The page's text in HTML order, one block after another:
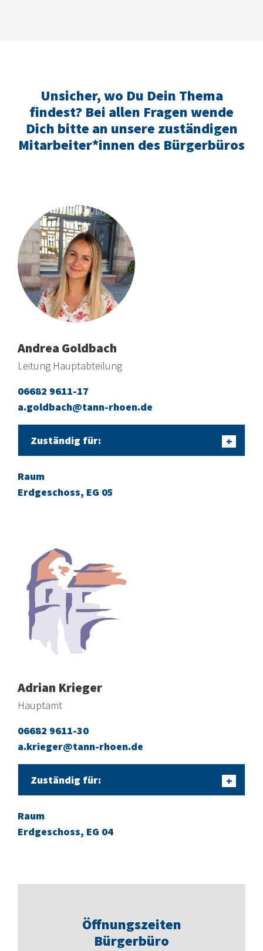
Unsicher, wo Du Dein Thema
findest? Bei allen Fragen wende
Dich bitte an unsere zuständigen
Mitarbeiter*innen des Bürgerbüros
Andrea Goldbach
Leitung Hauptabteilung
06682 9611-17
a.goldbach@tann-rhoen.de
Zuständig für: +
Raum
Erdgeschoss, EG 05
Adrian Krieger
Hauptamt
06682 9611-30
a.krieger@tann-rhoen.de
Zuständig für: +
Raum
Erdgeschoss, EG 04
Öffnungszeiten
Bürgerbüro